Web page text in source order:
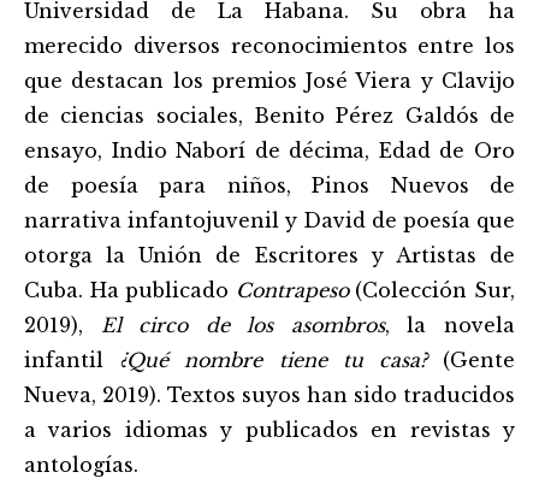
Universidad de La Habana. Su obra ha
merecido diversos reconocimientos entre los
que destacan los premios José Viera y Clavijo
de ciencias sociales, Benito Pérez Galdós de
ensayo, Indio Naborí de décima, Edad de Oro
de poesía para niños, Pinos Nuevos de
narrativa infantojuvenil y David de poesía que
otorga la Unión de Escritores y Artistas de
Cuba. Ha publicado Contrapeso(Colección Sur,
2019),
El circo de los asombros, la novela
infantil ¿Qué nombre tiene tu casa?(Gente
Nueva, 2019). Textos suyos han sido traducidos
a varios idiomas y publicados en revistas y
antologías.